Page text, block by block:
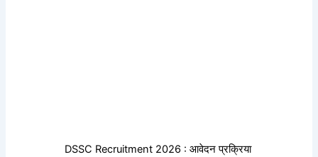
DSSC Recruitment 2026 : आवेदन प्रक्रिया